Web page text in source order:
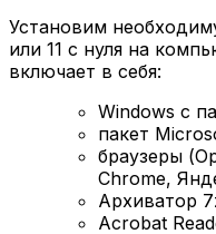
Установим
или 11 с нуля на
включает в себя:
Windows с
пакет
браузеры
Chrome,
Архиватор
Acrobat